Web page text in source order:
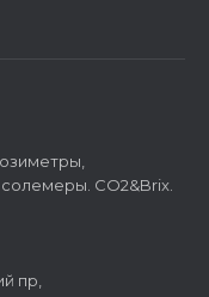
CO2&Brix.
пр,